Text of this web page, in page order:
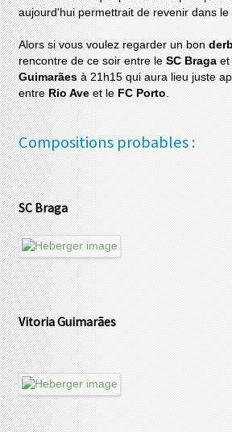
aujourd'hui permettrait de revenir dans le
Alors si vous voulez regarder un bon
rencontre de ce soir entre leSC Braga
Guimarães à 21h15 qui aura lieu juste
entre Rio Ave et le FC Porto
Compositions probables :
SC Braga
Vitoria Guimarães